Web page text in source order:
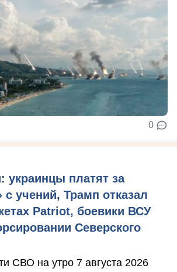
0
украинцы платят за
учений, Трамп отказал
Patriot, боевики ВСУ
Северского
СВО на утро 7 августа 2026